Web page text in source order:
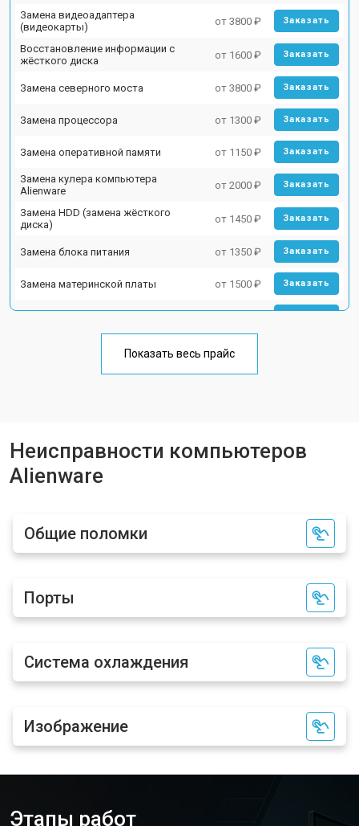
Замена видеоадаптера
(видеокарты)
от 3800 ₽ Заказать
Восстановление информации с
жёсткого диска
от 1600 ₽ Заказать
Замена северного моста от 3800 ₽ Заказать
Замена процессора от 1300 ₽ Заказать
Замена оперативной памяти от 1150 ₽ Заказать
Замена кулера компьютера
Alienware
от 2000 ₽ Заказать
Замена HDD (замена жёсткого
диска)
от 1450 ₽ Заказать
Замена блока питания от 1350 ₽ Заказать
Замена материнской платы от 1500 ₽ Заказать
Показать весь прайс
Неисправности компьютеров
Alienware
Общие поломки
Порты
Система охлаждения
Изображение
Этапы работ